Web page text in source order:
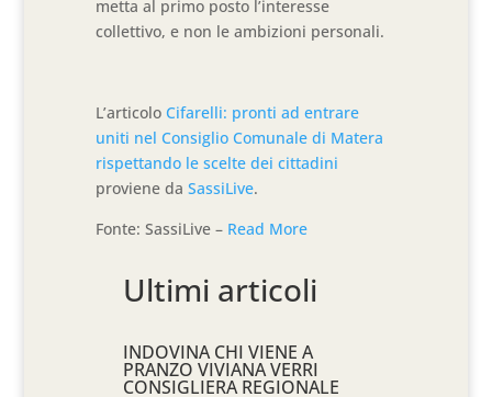
metta al primo posto l’interesse
collettivo, e non le ambizioni personali.
L’articoloCifarelli: pronti ad entrare
uniti nel Consiglio Comunale di Matera
rispettando le scelte dei cittadini
proviene daSassiLive.
Fonte: SassiLive – Read More
Ultimi articoli
INDOVINA CHI VIENE A
PRANZO VIVIANA VERRI
CONSIGLIERA REGIONALE